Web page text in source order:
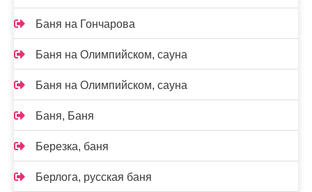
Баня на Гончарова
Баня на Олимпийском, сауна
Баня на Олимпийском, сауна
Баня, Баня
Березка, баня
Берлога, русская баня